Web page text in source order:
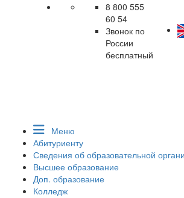
8 800 555
60 54
Звонок по
России
бесплатный
Меню
Абитуриенту
Сведения об образовательной
Высшее образование
Доп. образование
Колледж